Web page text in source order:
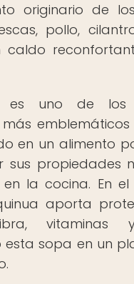
originario de
pollo,
caldo
es uno de los
emblemáticos
en un alimento
sus propiedades
la cocina. En
aporta
vitaminas y
esta sopa en un